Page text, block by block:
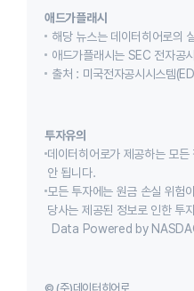
애드가플래시
해당 뉴스는 데이터히어로의
애드가플래시는 SEC 전자공
출처 : 미국전자공시시스템
투자유의
데이터히어로가 제공하는 모
안 됩니다.
모든 투자에는 원금 손실 위험
당사는 제공된 정보로 인한 투
Data Powered by
© (주)데이터히어로